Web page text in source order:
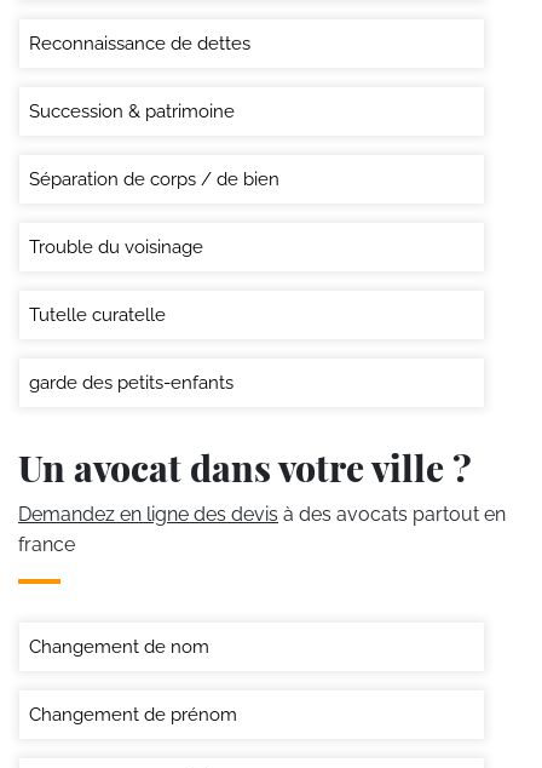
Reconnaissance de dettes
Succession & patrimoine
Séparation de corps / de bien
Trouble du voisinage
Tutelle curatelle
garde des petits-enfants
Un avocat dans votre ville ?
Demandez en ligne des devis à des avocats partout en
france
Changement de nom
Changement de prénom